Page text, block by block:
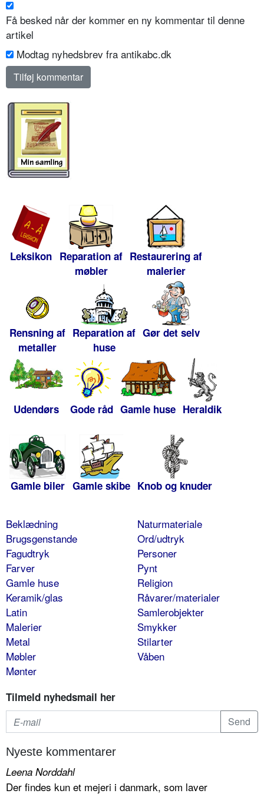
Få besked når der kommer en ny kommentar til denne
artikel
Modtag nyhedsbrev fra antikabc.dk
Leksikon Reparation af
møbler
Restaurering af
malerier
Rensning af
metaller
Reparation af
huse
Gør det selv
Udendørs Gode råd Gamle huse Heraldik
Gamle biler Gamle skibe Knob og knuder
Beklædning
Brugsgenstande
Fagudtryk
Farver
Gamle huse
Keramik/glas
Latin
Malerier
Metal
Møbler
Mønter
Naturmateriale
Ord/udtryk
Personer
Pynt
Religion
Råvarer/materialer
Samlerobjekter
Smykker
Stilarter
Våben
Tilmeld nyhedsmail her
Nyeste kommentarer
Leena Norddahl
Der findes kun et mejeri i danmark, som laver